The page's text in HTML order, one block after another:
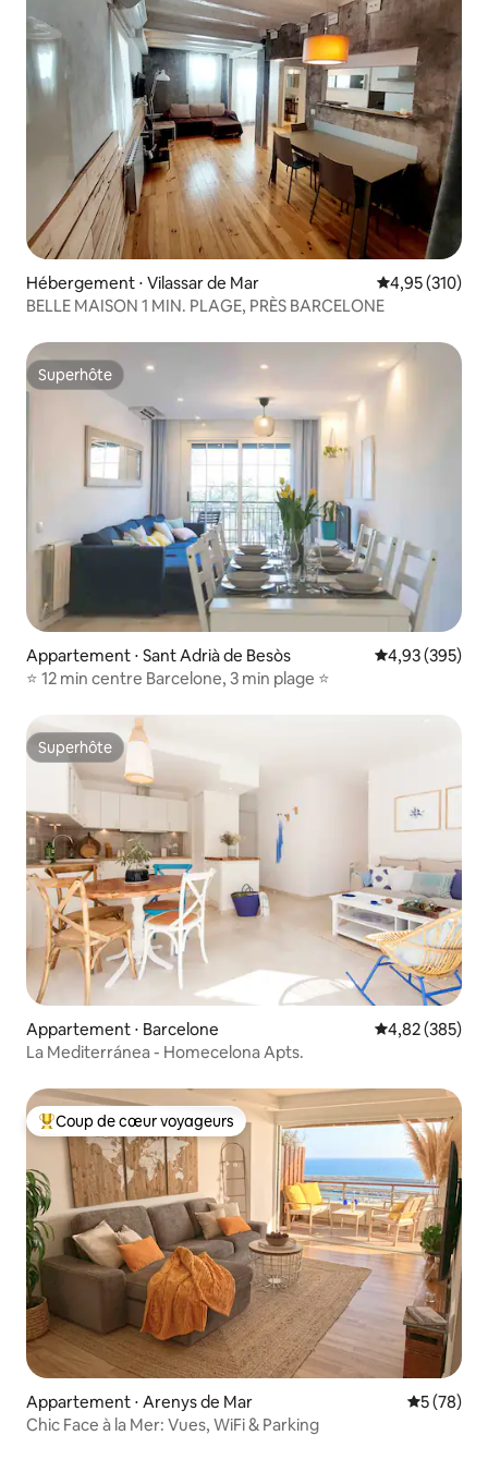
Hébergement ⋅ Vilassar de Mar Évaluation
4,95 (310)
BELLE MAISON 1 MIN. PLAGE, PRÈS BARCELONE
Superhôte
Superhôte
Appartement ⋅ Sant Adrià de Besòs Évaluation
4,93 (395)
⭐ 12 min centre Barcelone, 3 min plage ⭐
Superhôte
Superhôte
Appartement ⋅ Barcelone Évaluation
4,82 (385)
La Mediterránea - Homecelona Apts.
Coups de cœur voyageurs les plus appréciés
Coup de cœur voyageurs
Appartement ⋅ Arenys de Mar
5 (78)
Chic Face à la Mer: Vues, WiFi & Parking